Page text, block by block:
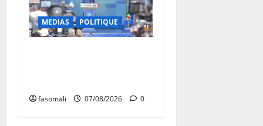
MEDIAS POLITIQUE
fasomali 07/08/2026 0